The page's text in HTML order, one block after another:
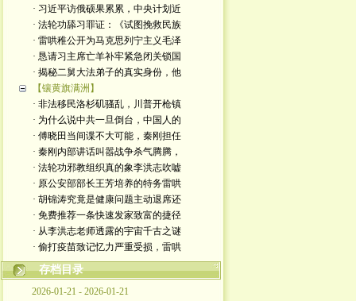
· 习近平访俄硕果累累，中央计划近
· 法轮功舔习罪证：《试图挽救民族
· 雷哄稚公开为马克思列宁主义毛泽
· 恳请习主席亡羊补牢紧急闭关锁国
· 揭秘二舅大法弟子的真实身份，他
【镶黄旗满洲】
· 非法移民洛杉矶骚乱，川普开枪镇
· 为什么说中共一旦倒台，中国人的
· 傅晓田当间谍不大可能，秦刚担任
· 秦刚内部讲话叫嚣战争杀气腾腾，
· 法轮功邪教组织真的象李洪志吹嘘
· 原公安部部长王芳培养的特务雷哄
· 胡锦涛究竟是健康问题主动退席还
· 免费推荐一条快速发家致富的捷径
· 从李洪志老师透露的宇宙千古之谜
· 偷打疫苗致记忆力严重受损，雷哄
存档目录
2026-01-21 - 2026-01-21